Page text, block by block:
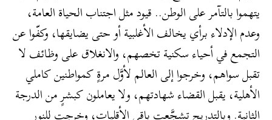
يتهموا بالتآمر على الوطن.. قيود مثل اجتناب الحياة العامة،
وعدم الإدلاء برأي يخالف الأغلبية أو حتى يضايقها، وكفّوا عن
التجمع في أحياء سكنية تخصهم، والانغلاق على وظائف لا
تقبل سواهم، وخرجوا إلى العالم لأوَّل مرةٍ كمواطنين كاملي
الأهلية، يقبل القضاء شهادتهم، ولا يعاملون كبشرٍ من الدرجة
الثانية. وبالتدريج تشجَّعت باقي الأقليات، وخرجت للنور